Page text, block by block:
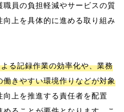
員の負担軽減やサービスの質
上を具体的に進める取り組み
る記録作業の効率化や、業務
きやすい環境作りなどが対象
向上を推進する責任者を配置